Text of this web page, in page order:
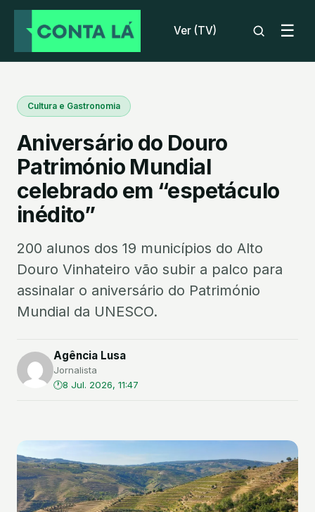
Ver (TV) ☰
Cultura e Gastronomia
Aniversário do Douro
Património Mundial
celebrado em “espetáculo
inédito”
200 alunos dos 19 municípios do Alto
Douro Vinhateiro vão subir a palco para
assinalar o aniversário do Património
Mundial da UNESCO.
Agência Lusa
Jornalista
8 Jul. 2026, 11:47